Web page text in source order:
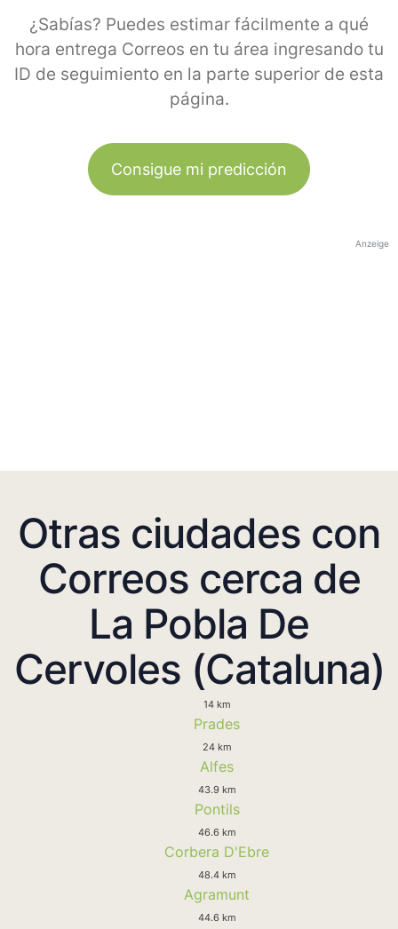
¿Sabías? Puedes estimar fácilmente a qué
hora entrega Correos en tu área ingresando tu
ID de seguimiento en la parte superior de esta
página.
Consigue mi predicción
Anzeige
Otras ciudades con
Correos cerca de
La Pobla De
Cervoles (Cataluna)
14 km
Prades
24 km
Alfes
43.9 km
Pontils
46.6 km
Corbera D'Ebre
48.4 km
Agramunt
44.6 km